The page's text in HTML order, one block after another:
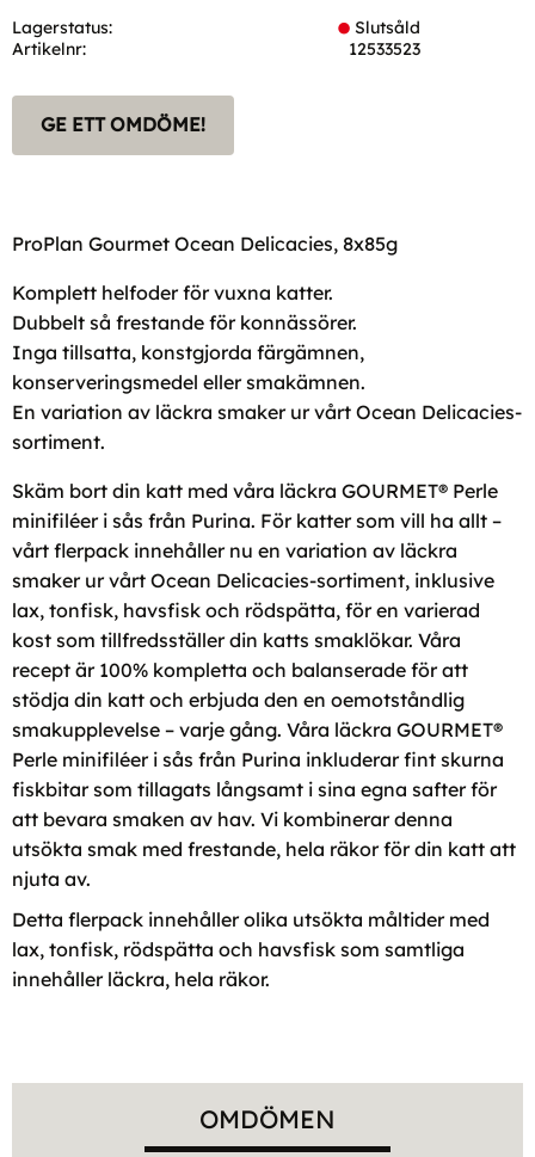
Lagerstatus
Slutsåld
Artikelnr
12533523
GE ETT OMDÖME!
ProPlan Gourmet Ocean Delicacies, 8x85g
Komplett helfoder för vuxna katter.
Dubbelt så frestande för konnässörer.
Inga tillsatta, konstgjorda färgämnen,
konserveringsmedel eller smakämnen.
En variation av läckra smaker ur vårt Ocean Delicacies-
sortiment.
Skäm bort din katt med våra läckra GOURMET® Perle
minifiléer i sås från Purina. För katter som vill ha allt –
vårt flerpack innehåller nu en variation av läckra
smaker ur vårt Ocean Delicacies-sortiment, inklusive
lax, tonfisk, havsfisk och rödspätta, för en varierad
kost som tillfredsställer din katts smaklökar. Våra
recept är 100% kompletta och balanserade för att
stödja din katt och erbjuda den en oemotståndlig
smakupplevelse – varje gång. Våra läckra GOURMET®
Perle minifiléer i sås från Purina inkluderar fint skurna
fiskbitar som tillagats långsamt i sina egna safter för
att bevara smaken av hav. Vi kombinerar denna
utsökta smak med frestande, hela räkor för din katt att
njuta av.
Detta flerpack innehåller olika utsökta måltider med
lax, tonfisk, rödspätta och havsfisk som samtliga
innehåller läckra, hela räkor.
OMDÖMEN